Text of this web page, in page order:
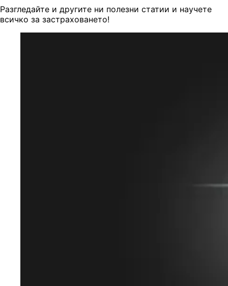
Разгледайте и другите ни полезни статии и научете
всичко за застраховането!